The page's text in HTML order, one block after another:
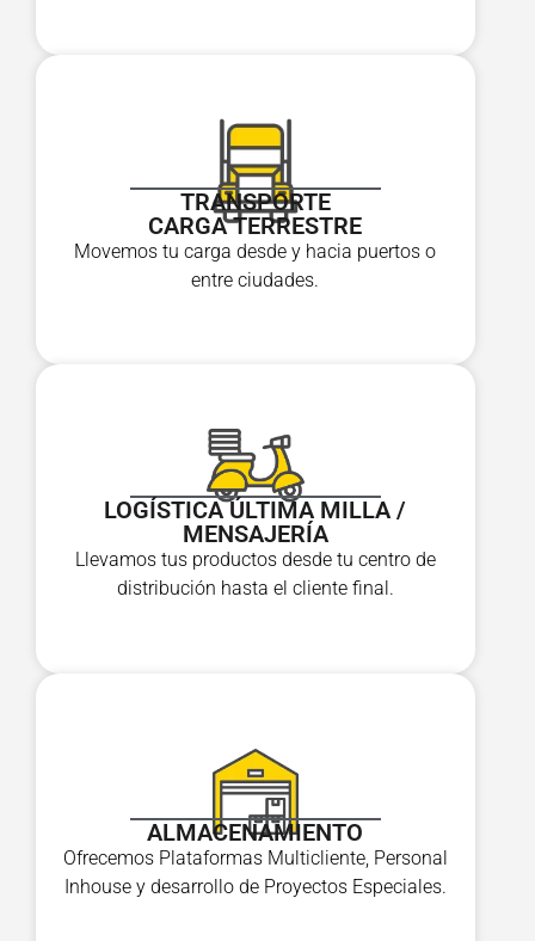
TRANSPORTE
CARGA TERRESTRE
Movemos tu carga desde y hacia puertos o
entre ciudades.
LOGÍSTICA ÚLTIMA MILLA /
MENSAJERÍA
Llevamos tus productos desde tu centro de
distribución hasta el cliente final.
ALMACENAMIENTO
Ofrecemos Plataformas Multicliente, Personal
Inhouse y desarrollo de Proyectos Especiales.